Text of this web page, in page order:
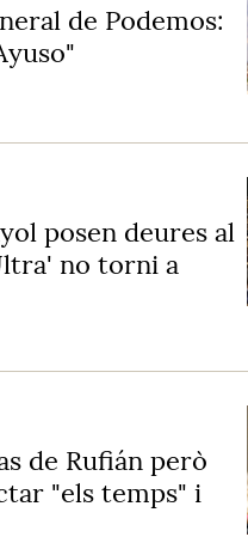
de Podemos:
posen deures al
no torni a
de Rufián però
"els temps" i